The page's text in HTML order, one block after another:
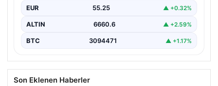
Adalet Bakanı Akın Gürlek, terörle mücadelede yeni bir
dönemi başlatacak çerçeve yasanın yürürlüğe
girmesiyle…
EUR 55.25 ▲ +0.32%
ALTIN 6660.6 ▲ +2.59%
BTC 3094471 ▲ +1.17%
Son Eklenen Haberler